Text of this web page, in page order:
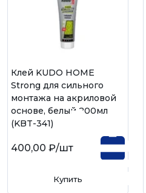
Клей KUDO HOME
Strong для сильного
монтажа на акриловой
основе, белый 200мл
(KBT-341)
400,00 ₽/шт
Купить